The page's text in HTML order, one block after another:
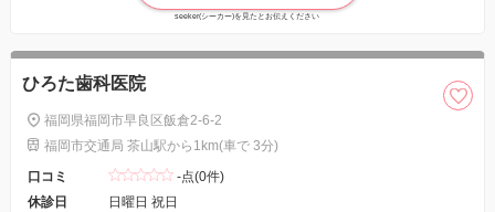
seeker(シーカー)を見たとお伝えください
ひろた歯科医院
福岡県福岡市早良区飯倉2-6-2
福岡市交通局 茶山駅から1km(車で 3分)
口コミ
-点(0件)
休診日
日曜日 祝日